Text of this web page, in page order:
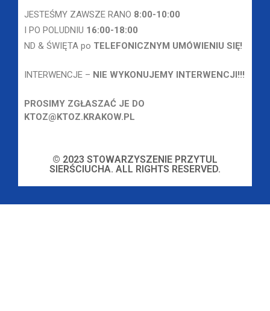
JESTEŚMY ZAWSZE RANO 8:00-10:00
I PO POLUDNIU 16:00-18:00
ND & ŚWIĘTA po TELEFONICZNYM UMÓWIENIU SIĘ!
INTERWENCJE – NIE WYKONUJEMY INTERWENCJI!!!
PROSIMY ZGŁASZAĆ JE DO
KTOZ@KTOZ.KRAKOW.PL
© 2023 STOWARZYSZENIE PRZYTUL
SIERŚCIUCHA. ALL RIGHTS RESERVED.